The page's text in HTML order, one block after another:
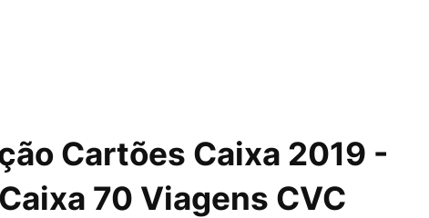
Cartões Caixa 2019 -
70 Viagens CVC